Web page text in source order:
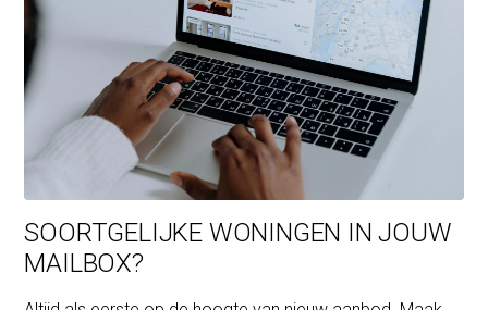
SOORTGELIJKE WONINGEN IN JOUW
MAILBOX?